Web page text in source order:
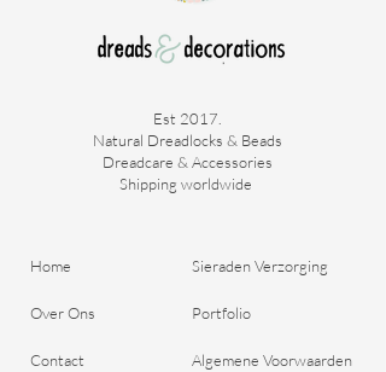
Est 2017.
Natural Dreadlocks & Beads
Dreadcare & Accessories
Shipping worldwide ​
Home
Over Ons
Contact
Sieraden Verzorging
Portfolio
Algemene Voorwaarden